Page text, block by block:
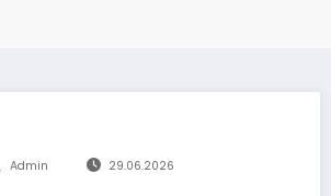
Admin 29.06.2026